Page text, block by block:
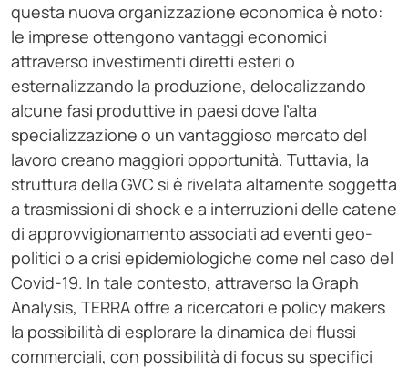
questa nuova organizzazione economica è noto:
le imprese ottengono vantaggi economici
attraverso investimenti diretti esteri o
esternalizzando la produzione, delocalizzando
alcune fasi produttive in paesi dove l’alta
specializzazione o un vantaggioso mercato del
lavoro creano maggiori opportunità. Tuttavia, la
struttura della GVC si è rivelata altamente soggetta
a trasmissioni di shock e a interruzioni delle catene
di approvvigionamento associati ad eventi geo-
politici o a crisi epidemiologiche come nel caso del
Covid-19. In tale contesto, attraverso la Graph
Analysis, TERRA offre a ricercatori e policy makers
la possibilità di esplorare la dinamica dei flussi
commerciali, con possibilità di focus su specifici